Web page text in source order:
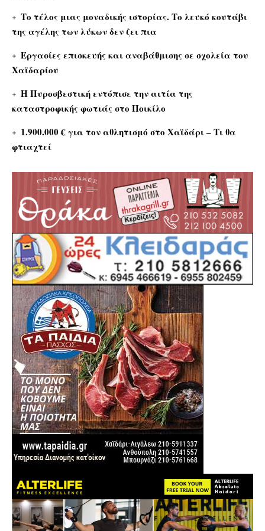
Το τέλος μιας μοναδικής ιστορίας. Το λευκό κουτάβι
της αγέλης των λύκων δεν ζει πια
Εργασίες επισκευής και αναβάθμισης σε σχολεία του
Χαϊδαρίου
Η Πυροσβεστική εντόπισε την αιτία της
καταστροφικής φωτιάς στο Ποικίλο
1.900.000 € για τον αθλητισμό στο Χαϊδάρι – Τι θα
φτιαχτεί